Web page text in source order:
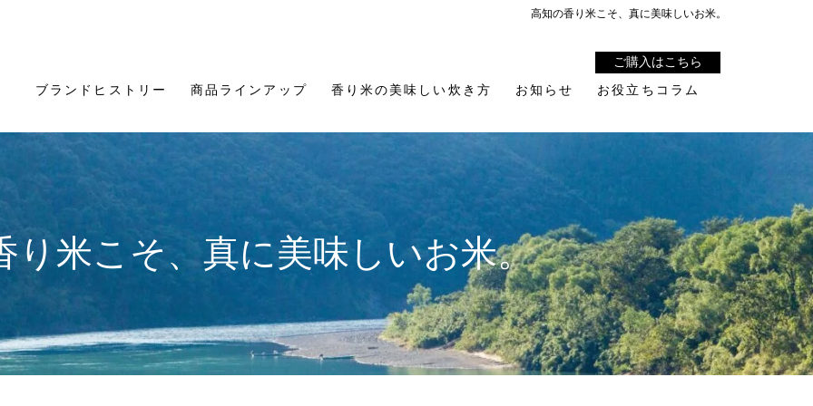
高知の香り米こそ、真に美味しいお米。
ブランドヒストリー 商品ラインアップ 香り米の美味しい炊き方 お知らせ お役立ちコラム
ご購入はこちら
り米こそ、真に美味しいお米。